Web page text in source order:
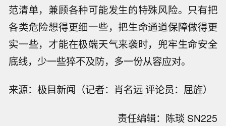
范清单，兼顾各种可能发生的特殊风险。只有把
各类危险想得更细一些，把生命通道保障做得更
实一些，才能在极端天气来袭时，兜牢生命安全
底线，少一些猝不及防，多一份从容应对。
来源：极目新闻（记者：肖名远 评论员：屈旌）
责任编辑：陈琰 SN225